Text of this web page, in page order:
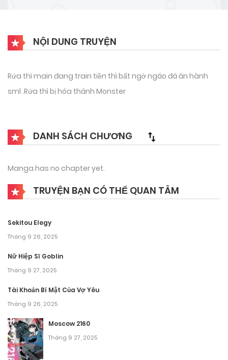
NỘI DUNG TRUYỆN
Rứa thì main đang train tiền thì bất ngờ ngáo đá ăn hành
sml .Rứa thì bị hóa thánh Monster
DANH SÁCH CHƯƠNG
Manga has no chapter yet.
TRUYỆN BẠN CÓ THỂ QUAN TÂM
Sekitou Elegy
Tháng 9 26, 2025
Nữ Hiệp Sĩ Goblin
Tháng 9 27, 2025
Tài Khoản Bí Mật Của Vợ Yêu
Tháng 9 26, 2025
Moscow 2160
Tháng 9 27, 2025